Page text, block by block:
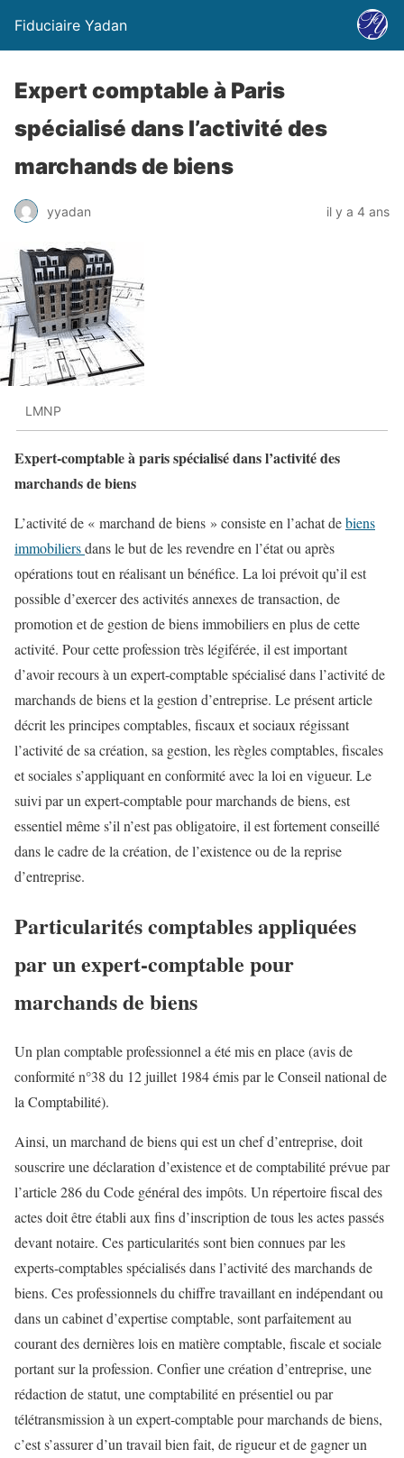
Fiduciaire Yadan
Expert comptable à Paris
spécialisé dans l’activité des
marchands de biens
yyadan il y a 4 ans
LMNP
Expert-comptable à paris spécialisé dans l’activité des
marchands de biens
L’activité de « marchand de biens » consiste en l’achat debiens
immobiliersdans le but de les revendre en l’état ou après
opérations tout en réalisant un bénéfice. La loi prévoit qu’il est
possible d’exercer des activités annexes de transaction, de
promotion et de gestion de biens immobiliers en plus de cette
activité. Pour cette profession très légiférée, il est important
d’avoir recours à un expert-comptable spécialisé dans l’activité de
marchands de biens et la gestion d’entreprise. Le présent article
décrit les principes comptables, fiscaux et sociaux régissant
l’activité de sa création, sa gestion, les règles comptables, fiscales
et sociales s’appliquant en conformité avec la loi en vigueur. Le
suivi par un expert-comptable pour marchands de biens, est
essentiel même s’il n’est pas obligatoire, il est fortement conseillé
dans le cadre de la création, de l’existence ou de la reprise
d’entreprise.
Particularités comptables appliquées
par un expert-comptable pour
marchands de biens
Un plan comptable professionnel a été mis en place (avis de
conformité n°38 du 12 juillet 1984 émis par le Conseil national de
la Comptabilité).
Ainsi, un marchand de biens qui est un chef d’entreprise, doit
souscrire une déclaration d’existence et de comptabilité prévue par
l’article 286 du Code général des impôts. Un répertoire fiscal des
actes doit être établi aux fins d’inscription de tous les actes passés
devant notaire. Ces particularités sont bien connues par les
experts-comptables spécialisés dans l’activité des marchands de
biens. Ces professionnels du chiffre travaillant en indépendant ou
dans un cabinet d’expertise comptable, sont parfaitement au
courant des dernières lois en matière comptable, fiscale et sociale
portant sur la profession. Confier une création d’entreprise, une
rédaction de statut, une comptabilité en présentiel ou par
télétransmission à un expert-comptable pour marchands de biens,
c’est s’assurer d’un travail bien fait, de rigueur et de gagner un